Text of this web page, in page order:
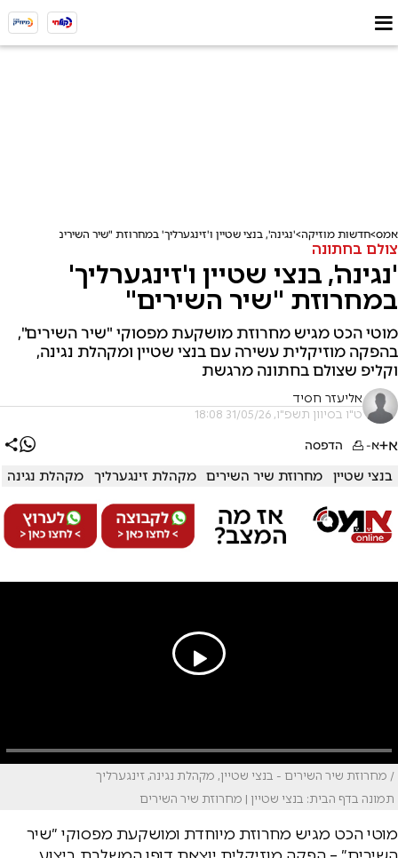
אמס חדשות מוזיקה 'נגינה', בנצי שטיין ו'זינגערליך' במחרוזת "שיר השירים"
צולם בחתונה
'נגינה', בנצי שטיין ו'זינגערליך'
במחרוזת "שיר השירים"
מוטי הכט מגיש מחרוזת מושקעת מפסוקי "שיר השירים",
בהפקה מוזיקלית עשירה עם בנצי שטיין ומקהלת נגינה,
וקליפ שצולם בחתונה מרגשת
אליעזר חסיד
ט"ו בסיוון תשפ"ו, 31/05/26 18:08
א+א- הדפסה
בנצי שטיין מחרוזת שיר השירים מקהלת זינגערליך מקהלת נגינה
/ מחרוזת שיר השירים - בנצי שטיין, מקהלת נגינה, זינגערליך
תמונה בדף הבית: בנצי שטיין | מחרוזת שיר השירים
מוטי הכט מגיש מחרוזת מיוחדת ומושקעת מפסוקי ״שיר